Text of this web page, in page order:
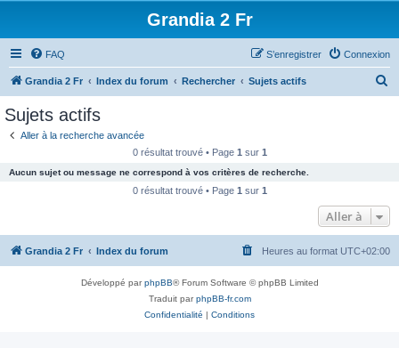
Grandia 2 Fr
FAQ Connexion
S’enregistrer
Grandia 2 Fr Index du forum Rechercher Sujets actifs
c
e
Sujets actifs
Aller à la recherche avancée
0 résultat trouvé • Page 1 sur 1
Aucun sujet ou message ne correspond à vos critères de recherche.
0 résultat trouvé • Page 1 sur 1
Aller à
Grandia 2 Fr Index du forum Heures au format UTC+02:00
Développé parphpBB® Forum Software © phpBB Limited
Traduit parphpBB-fr.com
Confidentialité | Conditions